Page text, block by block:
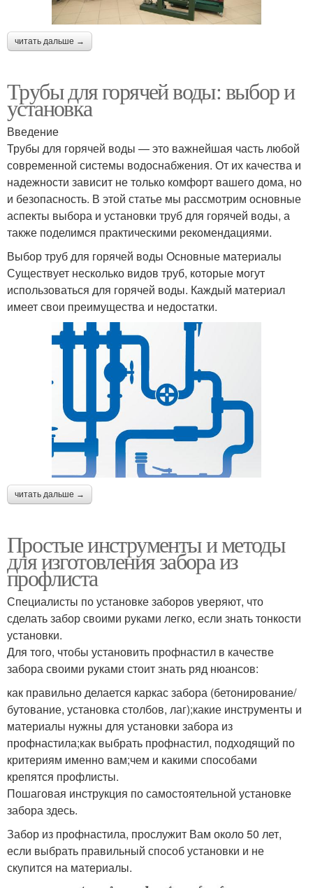
читать дальше →
Трубы для горячей воды: выбор и
установка
Введение
Трубы для горячей воды — это важнейшая часть любой
современной системы водоснабжения. От их качества и
надежности зависит не только комфорт вашего дома, но
и безопасность. В этой статье мы рассмотрим основные
аспекты выбора и установки труб для горячей воды, а
также поделимся практическими рекомендациями.
Выбор труб для горячей воды Основные материалы
Существует несколько видов труб, которые могут
использоваться для горячей воды. Каждый материал
имеет свои преимущества и недостатки.
читать дальше →
Простые инструменты и методы
для изготовления забора из
профлиста
Специалисты по установке заборов уверяют, что
сделать забор своими руками легко, если знать тонкости
установки.
Для того, чтобы установить профнастил в качестве
забора своими руками стоит знать ряд нюансов:
как правильно делается каркас забора (бетонирование/
бутование, установка столбов, лаг);какие инструменты и
материалы нужны для установки забора из
профнастила;как выбрать профнастил, подходящий по
критериям именно вам;чем и какими способами
крепятся профлисты.
Пошаговая инструкция по самостоятельной установке
забора здесь.
Забор из профнастила, прослужит Вам около 50 лет,
если выбрать правильный способ установки и не
скупится на материалы.